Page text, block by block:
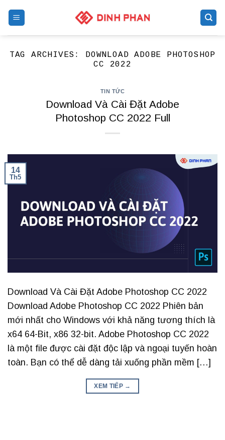
TAG ARCHIVES: DOWNLOAD ADOBE PHOTOSHOP
CC 2022
TIN TỨC
Download Và Cài Đặt Adobe
Photoshop CC 2022 Full
14
Th5
Download Và Cài Đặt Adobe Photoshop CC 2022
Download Adobe Photoshop CC 2022 Phiên bản
mới nhất cho Windows với khả năng tương thích là
x64 64-Bit, x86 32-bit. Adobe Photoshop CC 2022
là một file được cài đặt độc lập và ngoại tuyến hoàn
toàn. Bạn có thể dễ dàng tải xuống phần mềm […]
XEM TIẾP →